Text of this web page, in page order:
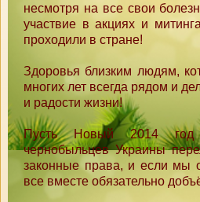
несмотря на все свои
участвие в акциях и
проходили в стране!
Здоровья близким людям,
многих лет всегда рядом и
и радости жизни!
Пусть Новый 2014 год
чернобыльцев Украины
законные права, и если мы
все вместе обязательно